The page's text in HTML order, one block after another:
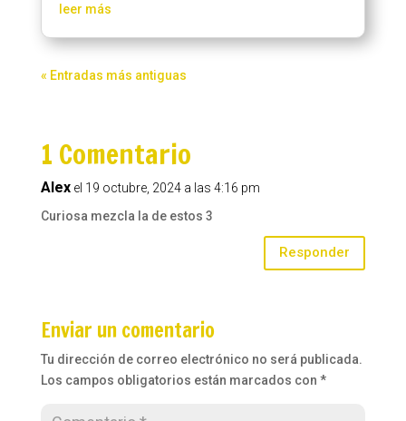
leer más
« Entradas más antiguas
1 Comentario
Alex el 19 octubre, 2024 a las 4:16 pm
Curiosa mezcla la de estos 3
Responder
Enviar un comentario
Tu dirección de correo electrónico no será publicada.
Los campos obligatorios están marcados con *